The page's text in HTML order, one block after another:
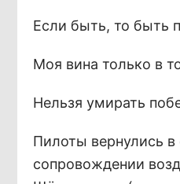
Если быть, то быть
Моя вина только в
Нельзя умирать
Пилоты вернулись в
сопровождении